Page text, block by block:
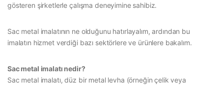
gösteren şirketlerle çalışma deneyimine sahibiz.
Sac metal imalatının ne olduğunu hatırlayalım, ardından bu
imalatın hizmet verdiği bazı sektörlere ve ürünlere bakalım.
Sac metal imalatı nedir?
Sac metal imalatı, düz bir metal levha (örneğin çelik veya